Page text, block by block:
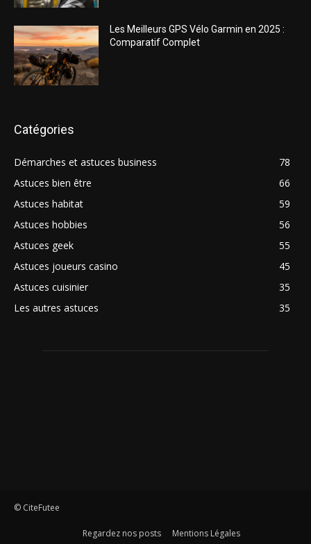
Les Meilleurs GPS Vélo Garmin en 2025 :
Comparatif Complet
Catégories
Démarches et astuces business
78
Astuces bien être
66
Astuces habitat
59
Astuces hobbies
56
Astuces geek
55
Astuces joueurs casino
45
Astuces cuisinier
35
Les autres astuces
35
© CiteFutee
Regardez nos posts Mentions Légales